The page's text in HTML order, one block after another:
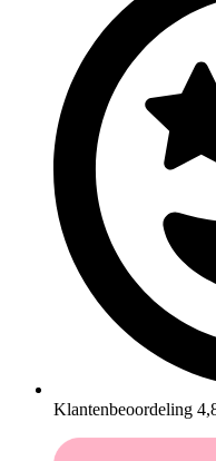
Klantenbeoordeling